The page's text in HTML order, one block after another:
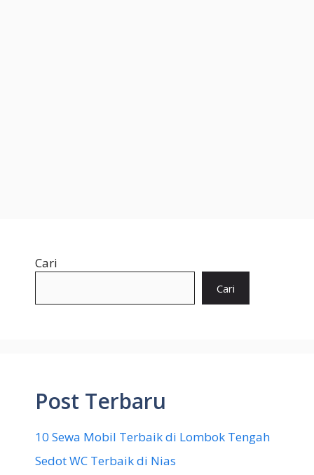
Cari
Cari
Post Terbaru
10 Sewa Mobil Terbaik di Lombok Tengah
Sedot WC Terbaik di Nias